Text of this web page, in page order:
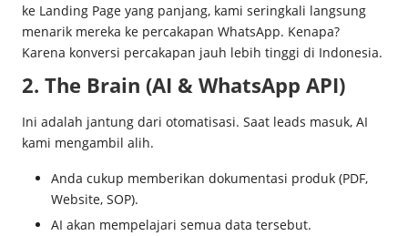
ke Landing Page yang panjang, kami seringkali langsung
menarik mereka ke percakapan WhatsApp. Kenapa?
Karena konversi percakapan jauh lebih tinggi di Indonesia.
2. The Brain (AI & WhatsApp API)
Ini adalah jantung dari otomatisasi. Saat leads masuk, AI
kami mengambil alih.
Anda cukup memberikan dokumentasi produk (PDF,
Website, SOP).
AI akan mempelajari semua data tersebut.